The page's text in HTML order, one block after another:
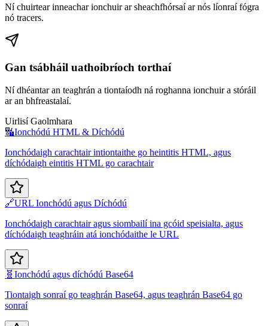
Ní chuirtear inneachar ionchuir ar sheachfhórsaí ar nós líonraí fógra
nó tracers.
Gan tsábháil uathoibríoch torthaí
Ní dhéantar an teaghrán a tiontaíodh ná roghanna ionchuir a stóráil
ar an bhfreastalaí.
Uirlisí Gaolmhara
🔣Ionchódú HTML & Díchódú
Ionchódaigh carachtair intiontaithe go heintitis HTML, agus
díchódaigh eintitis HTML go carachtair
🔗URL Ionchódú agus Díchódú
Ionchódaigh carachtair agus siombailí ina gcóid speisialta, agus
díchódaigh teaghráin atá ionchódaithe le URL
🧬 Ionchódú agus díchódú Base64
Tiontaigh sonraí go teaghrán Base64, agus teaghrán Base64 go
sonraí